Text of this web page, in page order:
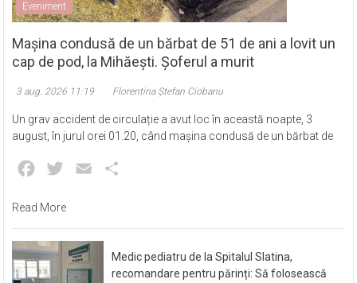
Eveniment
Mașina condusă de un bărbat de 51 de ani a lovit un
cap de pod, la Mihăești. Șoferul a murit
3 aug. 2026 11:19 Florentina Ștefan Ciobanu
Un grav accident de circulație a avut loc în această noapte, 3
august, în jurul orei 01.20, când mașina condusă de un bărbat de
Facebook
Twitter Email
Read More
Medic pediatru de la Spitalul Slatina,
recomandare pentru părinți: Să folosească